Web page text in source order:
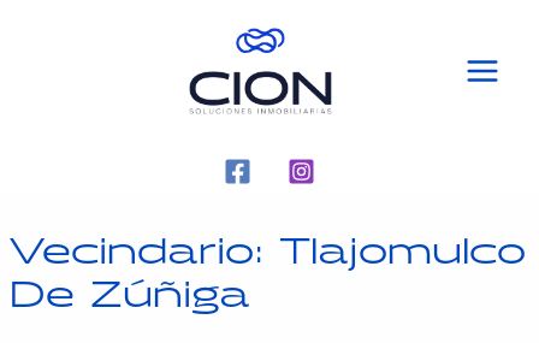
Vecindario: Tlajomulco
De Zúñiga